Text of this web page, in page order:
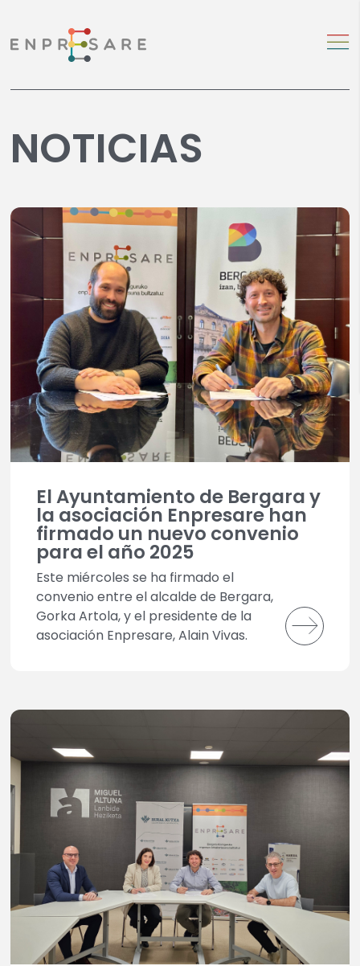
NOTICIAS
El Ayuntamiento de Bergara y
la asociación Enpresare han
firmado un nuevo convenio
para el año 2025
Este miércoles se ha firmado el
convenio entre el alcalde de Bergara,
Gorka Artola, y el presidente de la
asociación Enpresare, Alain Vivas.